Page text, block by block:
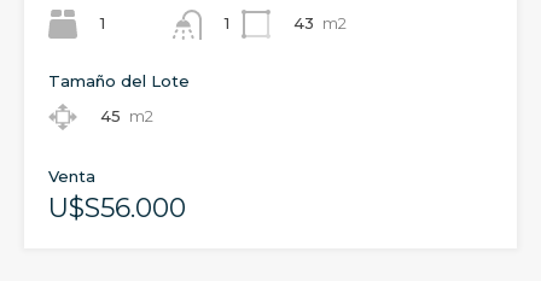
1
1
43 m2
Tamaño del Lote
45 m2
Venta
U$S56.000